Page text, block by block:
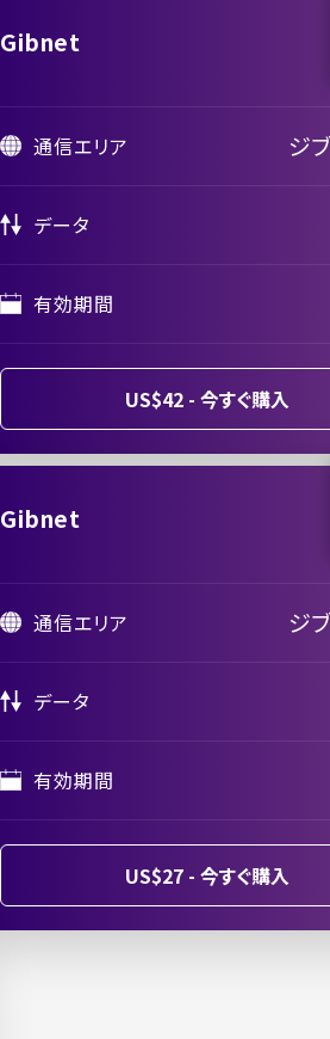
Gibnet
通信エリア ジ
データ
有効期間
US$42 - 今すぐ購入
Gibnet
通信エリア ジ
データ
有効期間
US$27 - 今すぐ購入